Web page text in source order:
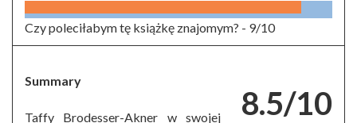
Czy poleciłabym tę książkę znajomym? - 9/10
8.5/10
Summary
Taffy Brodesser-Akner w swojej